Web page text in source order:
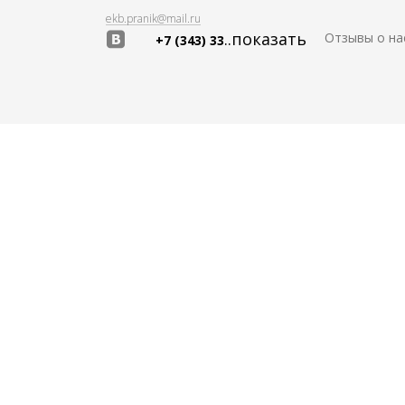
ekb.pranik@mail.ru
+7 (343) 33..показать Отзывы о